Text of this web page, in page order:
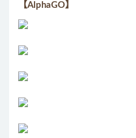
【AlphaGO】